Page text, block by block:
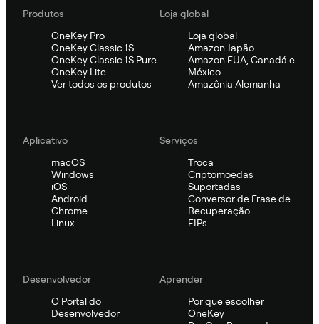
Produtos
OneKey Pro
OneKey Classic 1S
OneKey Classic 1S Pure
OneKey Lite
Ver todos os produtos
Loja global
Loja global
Amazon Japão
Amazon EUA, Canadá e
México
Amazônia Alemanha
Aplicativo
macOS
Windows
iOS
Android
Chrome
Linux
Serviços
Troca
Criptomoedas
Suportadas
Conversor de Frase de
Recuperação
EIPs
Desenvolvedor
O Portal do
Desenvolvedor
Aprender
Por que escolher
OneKey